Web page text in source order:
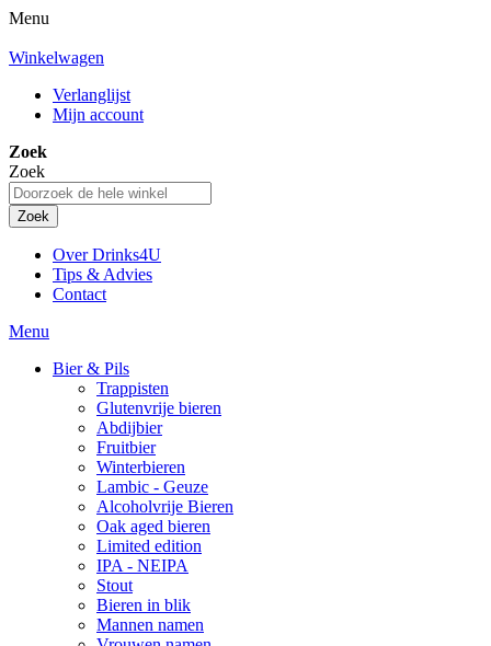
Menu
Winkelwagen
Verlanglijst
Mijn account
Zoek
Zoek
Zoek
Over Drinks4U
Tips & Advies
Contact
Menu
Bier & Pils
Trappisten
Glutenvrije bieren
Abdijbier
Fruitbier
Winterbieren
Lambic - Geuze
Alcoholvrije Bieren
Oak aged bieren
Limited edition
IPA - NEIPA
Stout
Bieren in blik
Mannen namen